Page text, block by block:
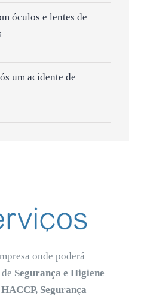
óculos e lentes de
um acidente de
onde poderá
Segurança e Higiene
Segurança